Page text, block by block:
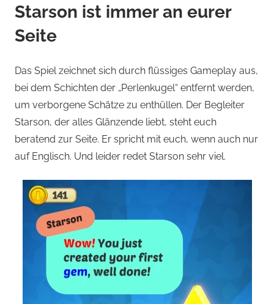
Starson ist immer an eurer
Seite
Das Spiel zeichnet sich durch flüssiges Gameplay aus,
bei dem Schichten der „Perlenkugel“ entfernt werden,
um verborgene Schätze zu enthüllen. Der Begleiter
Starson, der alles Glänzende liebt, steht euch
beratend zur Seite. Er spricht mit euch, wenn auch nur
auf Englisch. Und leider redet Starson sehr viel.